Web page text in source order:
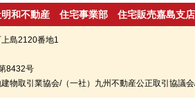
明和不動産 住宅事業部 住宅販売嘉島支店
島2120番地1
8432号
物取引業協会/（一社）九州不動産公正取引協議